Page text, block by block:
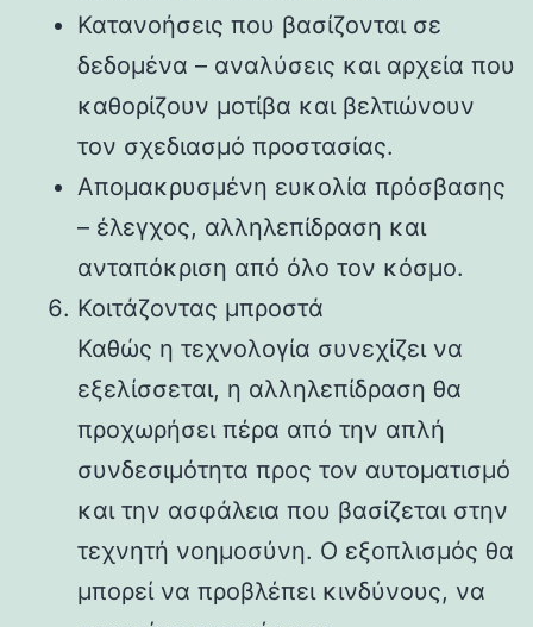
Κατανοήσεις που βασίζονται σε
δεδομένα – αναλύσεις και αρχεία που
καθορίζουν μοτίβα και βελτιώνουν
τον σχεδιασμό προστασίας.
Απομακρυσμένη ευκολία πρόσβασης
– έλεγχος, αλληλεπίδραση και
ανταπόκριση από όλο τον κόσμο.
Κοιτάζοντας μπροστά
Καθώς η τεχνολογία συνεχίζει να
εξελίσσεται, η αλληλεπίδραση θα
προχωρήσει πέρα ​​από την απλή
συνδεσιμότητα προς τον αυτοματισμό
και την ασφάλεια που βασίζεται στην
τεχνητή νοημοσύνη. Ο εξοπλισμός θα
μπορεί να προβλέπει κινδύνους, να